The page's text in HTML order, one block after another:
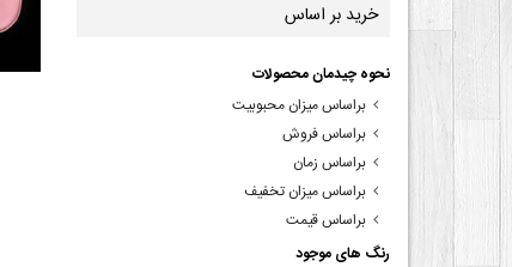
خرید بر اساس
نحوه چیدمان محصولات
براساس میزان محبوبیت
براساس فروش
براساس زمان
براساس میزان تخفیف
براساس قیمت
رنگ های موجود